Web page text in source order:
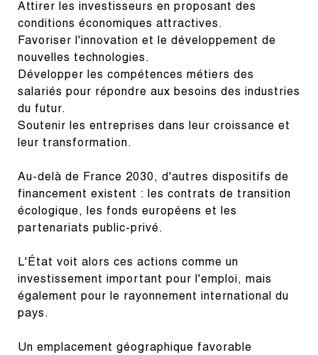
Attirer les investisseurs en proposant des
conditions économiques attractives.
Favoriser l'innovation et le développement de
nouvelles technologies.
Développer les compétences métiers des
salariés pour répondre aux besoins des industries
du futur.
Soutenir les entreprises dans leur croissance et
leur transformation.
Au-delà de France 2030, d'autres dispositifs de
financement existent : les contrats de transition
écologique, les fonds européens et les
partenariats public-privé.
L'État voit alors ces actions comme un
investissement important pour l'emploi, mais
également pour le rayonnement international du
pays.
Un emplacement géographique favorable